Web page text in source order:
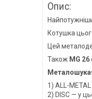
Опис:
Котушка
Цей
Також MG 26
1) ALL-
2) DISC — у